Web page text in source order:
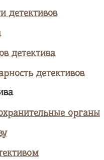
детективов
детектива
детективов
органы